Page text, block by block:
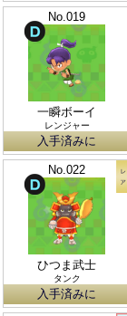
No.019
一瞬ボーイ
レンジャー
入手済みに
No.022
ひつま武士
タンク
入手済みに